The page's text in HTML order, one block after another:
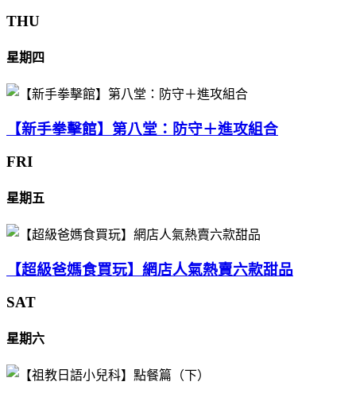
THU
星期四
【新手拳擊館】第八堂：防守＋進攻組合
FRI
星期五
【超級爸媽食買玩】網店人氣熱賣六款甜品
SAT
星期六